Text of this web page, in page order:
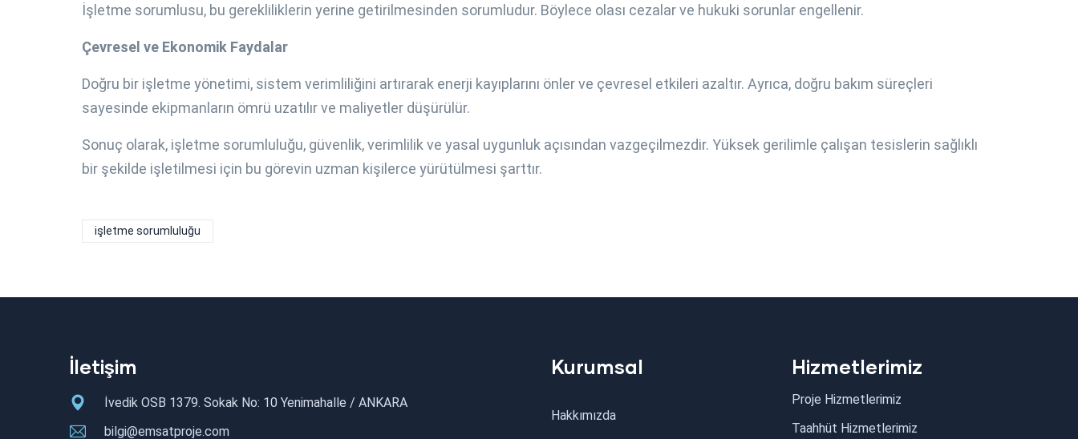
İşletme sorumlusu, bu gerekliliklerin yerine getirilmesinden sorumludur. Böylece olası cezalar ve hukuki sorunlar engellenir.
Çevresel ve Ekonomik Faydalar
Doğru bir işletme yönetimi, sistem verimliliğini artırarak enerji kayıplarını önler ve çevresel etkileri azaltır. Ayrıca, doğru bakım süreçleri
sayesinde ekipmanların ömrü uzatılır ve maliyetler düşürülür.
Sonuç olarak, işletme sorumluluğu, güvenlik, verimlilik ve yasal uygunluk açısından vazgeçilmezdir. Yüksek gerilimle çalışan tesislerin sağlıklı
bir şekilde işletilmesi için bu görevin uzman kişilerce yürütülmesi şarttır.
işletme sorumluluğu
İletişim
İvedik OSB 1379. Sokak No: 10 Yenimahalle / ANKARA
bilgi@emsatproje.com
Kurumsal
Hakkımızda
Hizmetlerimiz
Proje Hizmetlerimiz
Taahhüt Hizmetlerimiz